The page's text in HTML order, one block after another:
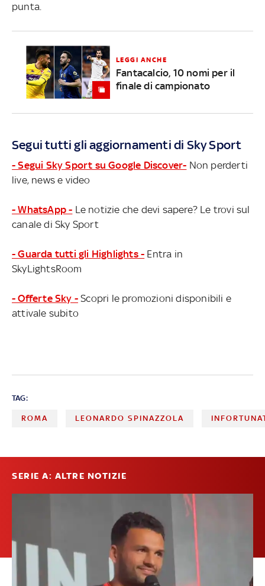
punta.
LEGGI ANCHE
Fantacalcio, 10 nomi per il
finale di campionato
Segui tutti gli aggiornamenti di Sky Sport
- Segui Sky Sport su Google Discover- Non perderti
live, news e video
- WhatsApp - Le notizie che devi sapere? Le trovi sul
canale di Sky Sport
- Guarda tutti gli Highlights - Entra in
SkyLightsRoom
- Offerte Sky - Scopri le promozioni disponibili e
attivale subito
TAG:
ROMA LEONARDO SPINAZZOLA
SERIE A: ALTRE NOTIZIE